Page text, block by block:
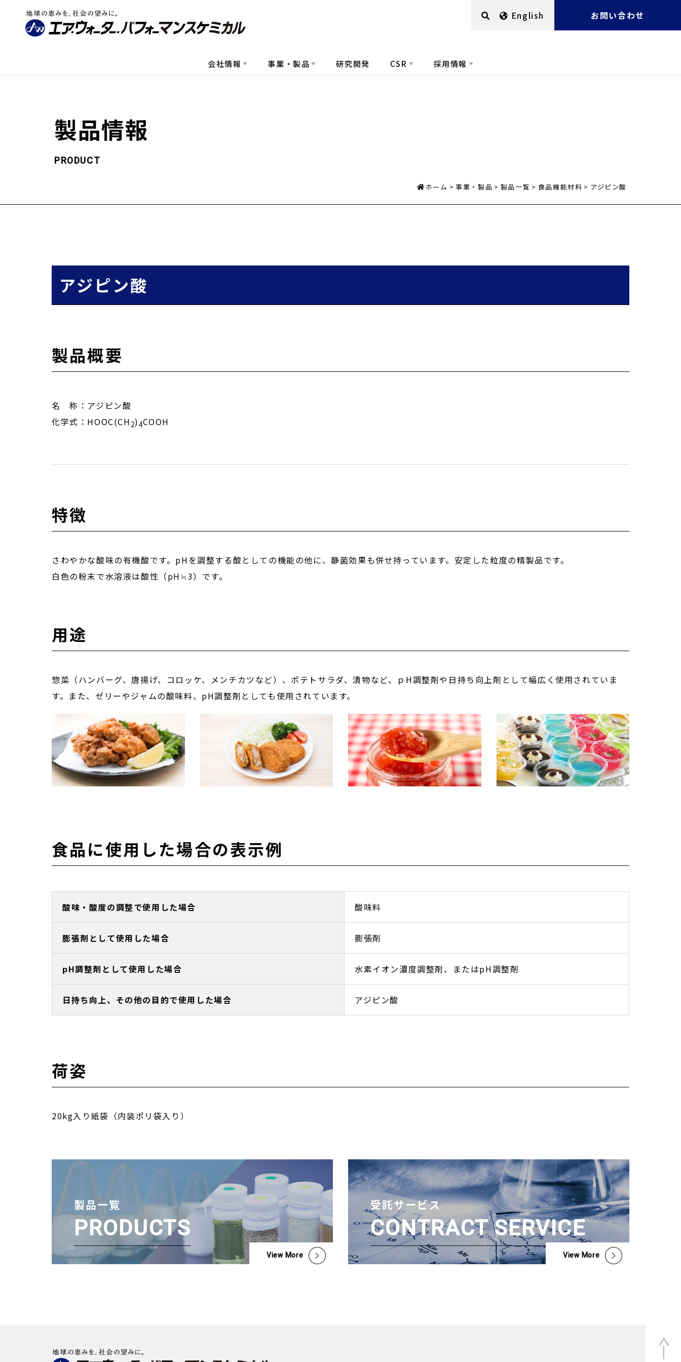
English お問い合わせ
会社情報 事業・製品 研究開発 CSR 採用情報
製品情報
PRODUCT
ホーム 事業・製品 製品一覧 食品機能材料 アジピン酸
アジピン酸
製品概要
名 称：アジピン酸
化学式：HOOC(CH 2)4COOH
特徴
さわやかな酸味の有機酸です。pHを調整する酸としての機能の他に、静菌効果も併せ持っています。安定した粒度の精製品です。
白色の粉末で水溶液は酸性（pH≒3）です。
用途
惣菜（ハンバーグ、唐揚げ、コロッケ、メンチカツなど）、ポテトサラダ、漬物など、ｐH調整剤や日持ち向上剤として幅広く使用されていま
す。また、ゼリーやジャムの酸味料、pH調整剤としても使用されています。
食品に使用した場合の表示例
酸味・酸度の調整で使用した場合 酸味料
膨張剤として使用した場合 膨張剤
pH調整剤として使用した場合 水素イオン濃度調整剤、またはpH調整剤
日持ち向上、その他の目的で使用した場合 アジピン酸
荷姿
20kg入り紙袋（内装ポリ袋入り）
製品一覧
PRODUCTS
View More
受託サービス
CONTRACT SERVICE
View More